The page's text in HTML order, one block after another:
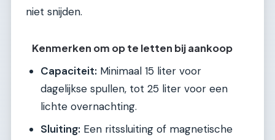
niet snijden.
Kenmerken om op te letten bij aankoop
Capaciteit: Minimaal 15 liter voor
dagelijkse spullen, tot 25 liter voor een
lichte overnachting.
Sluiting: Een ritssluiting of magnetische